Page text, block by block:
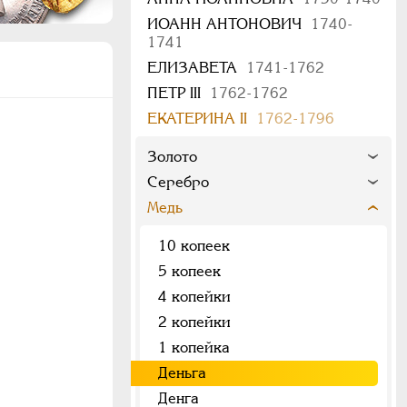
ИОАНН АНТОНОВИЧ
1740-
1741
ЕЛИЗАВЕТА
1741-1762
ПЕТР III
1762-1762
ЕКАТЕРИНА II
1762-1796
Золото
Серебро
Медь
10 копеек
5 копеек
4 копейки
2 копейки
1 копейка
Деньга
Денга